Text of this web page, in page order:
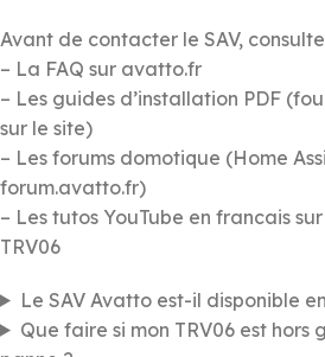
Avant de contacter le SAV,
– La FAQ sur avatto.fr
– Les guides d’installation PDF
sur le site)
– Les forums domotique (Home
forum.avatto.fr)
– Les tutos YouTube en francais
TRV06
Le SAV Avatto est-il disponible
Que faire si mon TRV06 est